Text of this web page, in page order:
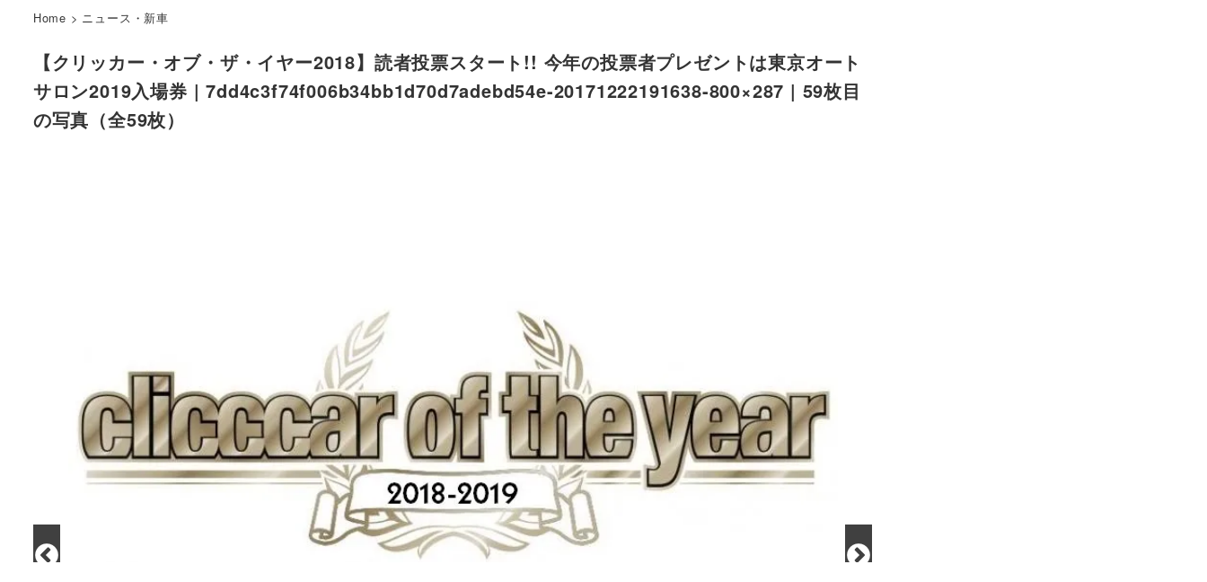
Home > ニュース・新車
【クリッカー・オブ・ザ・イヤー2018】読者投票スタート!! 今年の投票者プレゼントは東京オート
サロン2019入場券 | 7dd4c3f74f006b34bb1d70d7adebd54e-20171222191638-800×287 | 59枚目
の写真（全59枚）